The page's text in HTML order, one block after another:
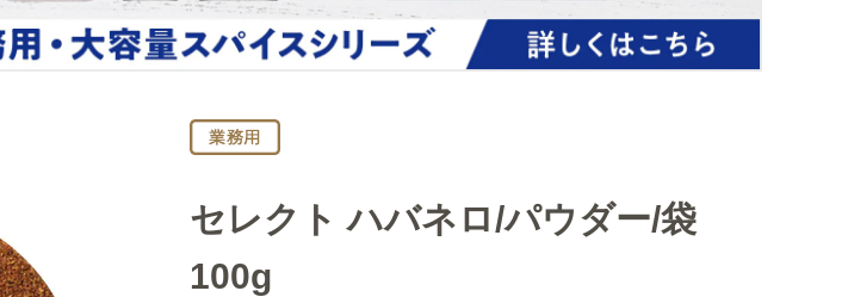
セレクト ハバネロ/パウダー/袋
100g